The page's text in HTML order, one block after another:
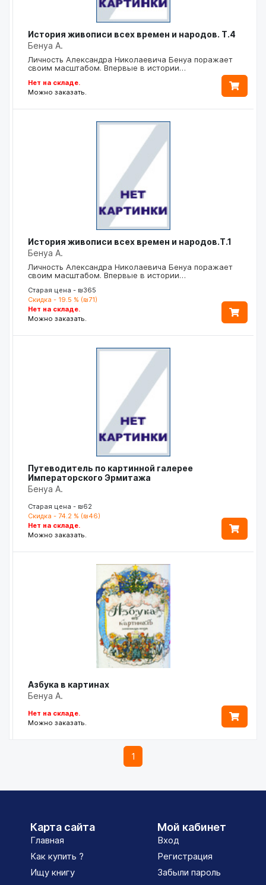
История живописи всех времен и народов. Т.4
Бенуа А.
Личность Александра Николаевича Бенуа поражает
своим масштабом. Впервые в истории…
Нет на складе.
Можно заказать.
История живописи всех времен и народов.Т.1
Бенуа А.
Личность Александра Николаевича Бенуа поражает
своим масштабом. Впервые в истории…
Старая цена - ₪365
Скидка - 19.5 % (₪71)
Нет на складе.
Можно заказать.
Путеводитель по картинной галерее
Императорского Эрмитажа
Бенуа А.
Старая цена - ₪62
Скидка - 74.2 % (₪46)
Нет на складе.
Можно заказать.
Азбука в картинах
Бенуа А.
Нет на складе.
Можно заказать.
1
Карта сайта
Главная
Как купить ?
Ищу книгу
Мой кабинет
Вход
Регистрация
Забыли пароль